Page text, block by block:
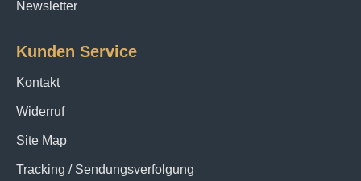
Newsletter
Kunden Service
Kontakt
Widerruf
Site Map
Tracking / Sendungsverfolgung